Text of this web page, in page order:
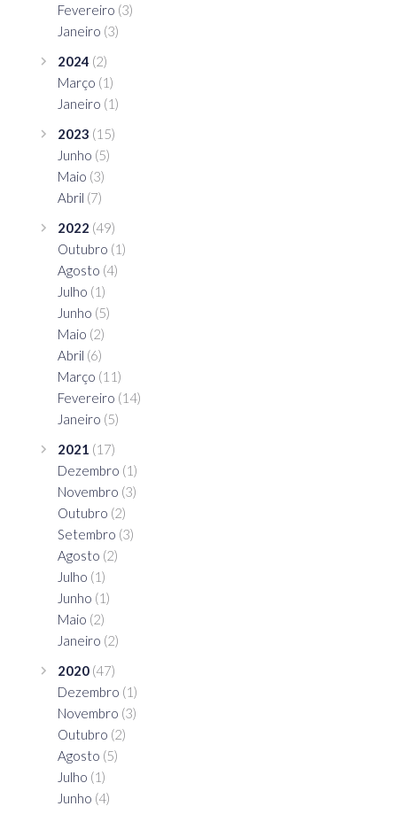
Fevereiro (3)
Janeiro (3)
2024 (2)
Março (1)
Janeiro (1)
2023 (15)
Junho (5)
Maio (3)
Abril (7)
2022 (49)
Outubro (1)
Agosto (4)
Julho (1)
Junho (5)
Maio (2)
Abril (6)
Março (11)
Fevereiro (14)
Janeiro (5)
2021 (17)
Dezembro (1)
Novembro (3)
Outubro (2)
Setembro (3)
Agosto (2)
Julho (1)
Junho (1)
Maio (2)
Janeiro (2)
2020 (47)
Dezembro (1)
Novembro (3)
Outubro (2)
Agosto (5)
Julho (1)
Junho (4)